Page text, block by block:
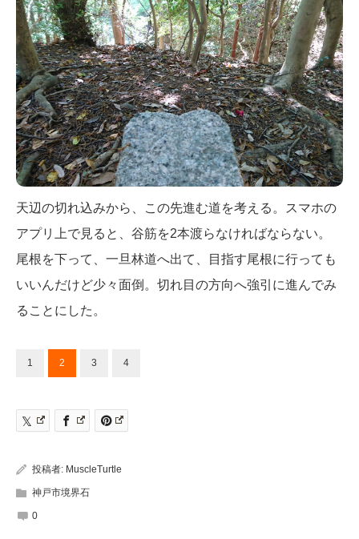
天辺の切れ込みから、この先進む道を考える。スマホの
アプリ上で見ると、谷筋を2本渡らなければならない。
尾根を下って、一旦林道へ出て、目指す尾根に行っても
いいんだけど少々面倒。切れ目の方向へ強引に進んでみ
ることにした。
1 2 3 4
投稿者: MuscleTurtle
神戸市境界石
0